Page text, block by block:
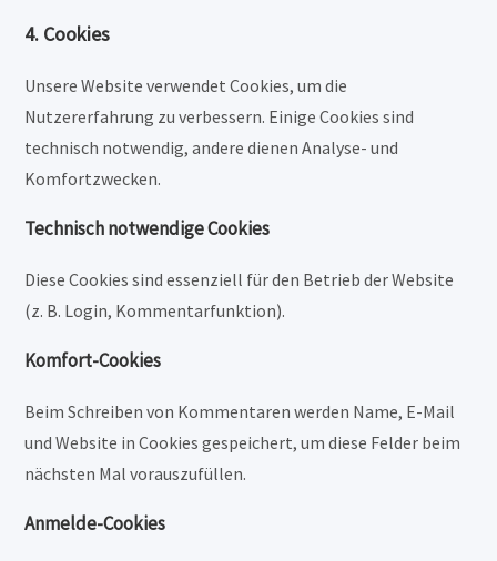
4. Cookies
Unsere Website verwendet Cookies, um die
Nutzererfahrung zu verbessern. Einige Cookies sind
technisch notwendig, andere dienen Analyse- und
Komfortzwecken.
Technisch notwendige Cookies
Diese Cookies sind essenziell für den Betrieb der Website
(z. B. Login, Kommentarfunktion).
Komfort-Cookies
Beim Schreiben von Kommentaren werden Name, E-Mail
und Website in Cookies gespeichert, um diese Felder beim
nächsten Mal vorauszufüllen.
Anmelde-Cookies